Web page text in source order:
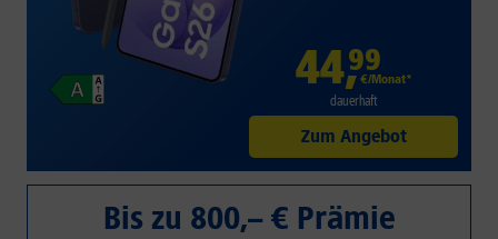
44,99
€/Monat*
dauerhaft
Zum Angebot
Bis zu 800,– € Prämie